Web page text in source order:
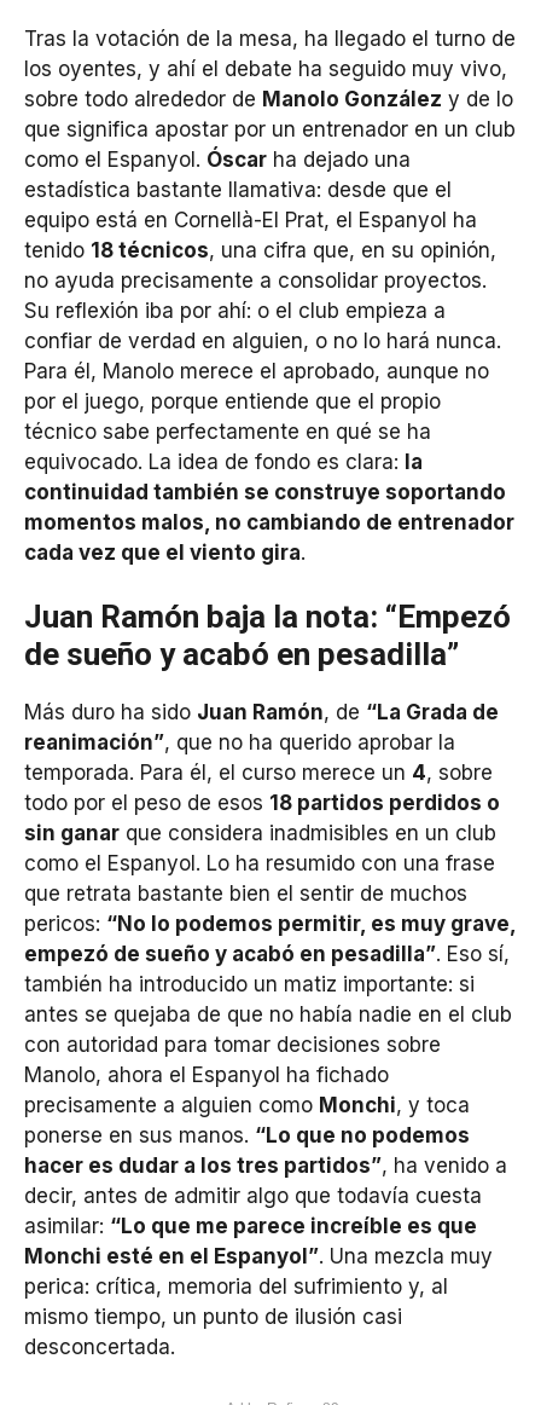
Tras la votación de la mesa, ha llegado el turno de
los oyentes, y ahí el debate ha seguido muy vivo,
sobre todo alrededor de Manolo González y de lo
que significa apostar por un entrenador en un club
como el Espanyol. Óscar ha dejado una
estadística bastante llamativa: desde que el
equipo está en Cornellà-El Prat, el Espanyol ha
tenido 18 técnicos, una cifra que, en su opinión,
no ayuda precisamente a consolidar proyectos.
Su reflexión iba por ahí: o el club empieza a
confiar de verdad en alguien, o no lo hará nunca.
Para él, Manolo merece el aprobado, aunque no
por el juego, porque entiende que el propio
técnico sabe perfectamente en qué se ha
equivocado. La idea de fondo es clara: la
continuidad también se construye soportando
momentos malos, no cambiando de entrenador
cada vez que el viento gira.
Juan Ramón baja la nota: “Empezó
de sueño y acabó en pesadilla”
Más duro ha sido Juan Ramón, de “La Grada de
reanimación”, que no ha querido aprobar la
temporada. Para él, el curso merece un 4, sobre
todo por el peso de esos 18 partidos perdidos o
sin ganar que considera inadmisibles en un club
como el Espanyol. Lo ha resumido con una frase
que retrata bastante bien el sentir de muchos
pericos: “No lo podemos permitir, es muy grave,
empezó de sueño y acabó en pesadilla”. Eso sí,
también ha introducido un matiz importante: si
antes se quejaba de que no había nadie en el club
con autoridad para tomar decisiones sobre
Manolo, ahora el Espanyol ha fichado
precisamente a alguien como Monchi, y toca
ponerse en sus manos. “Lo que no podemos
hacer es dudar a los tres partidos”, ha venido a
decir, antes de admitir algo que todavía cuesta
asimilar: “Lo que me parece increíble es que
Monchi esté en el Espanyol”. Una mezcla muy
perica: crítica, memoria del sufrimiento y, al
mismo tiempo, un punto de ilusión casi
desconcertada.